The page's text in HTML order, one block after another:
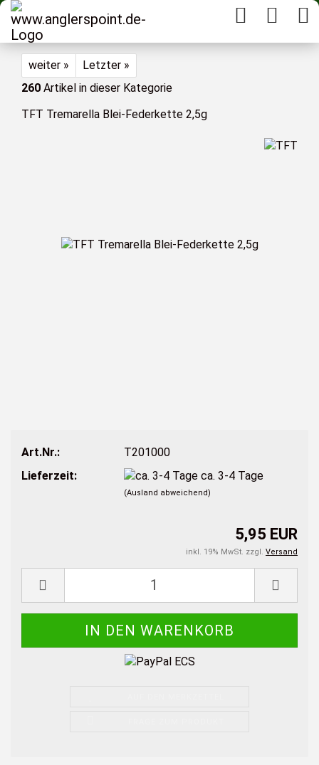
weiter »
Letzter »
260 Artikel in dieser Kategorie
TFT Tremarella Blei-Federkette 2,5g
Art.Nr.:
T201000
Lieferzeit:
ca. 3-4 Tage
(Ausland abweichend)
5,95 EUR
inkl. 19% MwSt. zzgl. Versand